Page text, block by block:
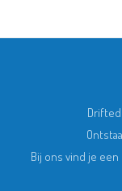
Bij ons vind je